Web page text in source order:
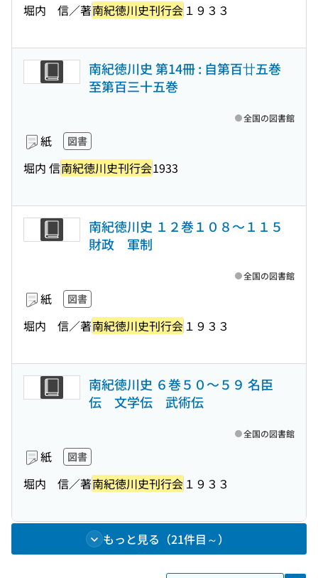
堀内 信／著南紀徳川史刊行会 １９３３
南紀徳川史 第14冊 : 自第百廿五巻
至第百三十五巻
紙 図書
堀内 信南紀徳川史刊行会1933
全国の図書館
南紀徳川史 １２巻１０８〜１１５
財政 軍制
紙 図書
堀内 信／著南紀徳川史刊行会 １９３３
全国の図書館
南紀徳川史 ６巻５０〜５９ 名臣
伝 文学伝 武術伝
紙 図書
堀内 信／著南紀徳川史刊行会 １９３３
全国の図書館
もっと見る（21件目～）